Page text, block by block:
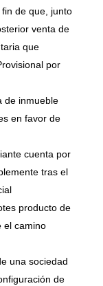
de que, junto
venta de
que
por
de inmueble
en favor de
cuenta por
tras el
producto de
el camino
una sociedad
de